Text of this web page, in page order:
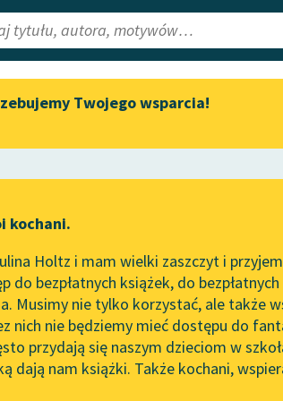
Lektury
redakcyjne
Aktualności
„Prokurator Alicja Horn” do
literatury skandynawskiej
Spotkanie z Katarzyną
w Oslo
102. lata temu zmarł
Conrad
Twojego wsparcia!
kochani.
Holtz i mam wielki zaszczyt i
do bezpłatnych książek, do
Musimy nie tylko korzystać, ale także
nich nie będziemy mieć dostępu do
przydają się naszym dzieciom w
dają nam książki. Także kochani,
Artykuł naukowy✖